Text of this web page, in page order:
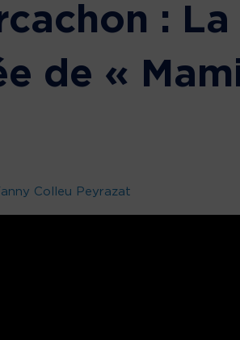
:
de «
Colleu Peyrazat